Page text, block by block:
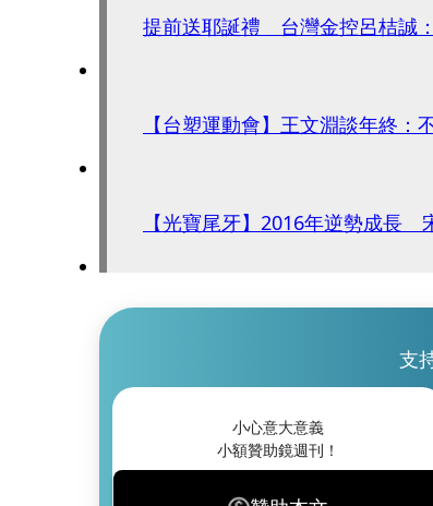
提前送耶誕禮 台灣金控呂桔誠
【台塑運動會】王文淵談年終：
【光寶尾牙】2016年逆勢成長
支
小心意大意義
小額贊助鏡週刊！